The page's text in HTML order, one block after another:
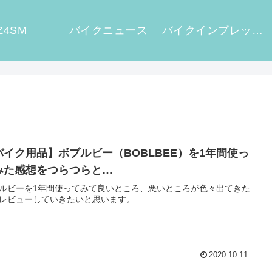
バイクニュース バイクインプレッション
イク用品】ボブルビー（BOBLBEE）を1年間使っ
た感想をつらつらと…
ビーを1年間使ってみて良いところ、悪いところが色々出てきた
ビューしていきたいと思います。
2020.10.11